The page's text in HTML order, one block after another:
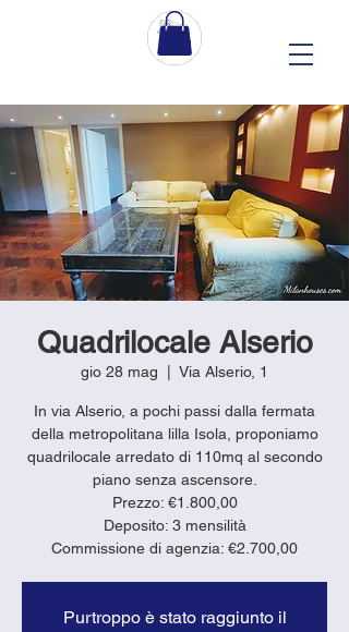
Quadrilocale Alserio
gio 28 mag Via Alserio, 1
In via Alserio, a pochi passi dalla fermata
della metropolitana lilla Isola, proponiamo
quadrilocale arredato di 110mq al secondo
piano senza ascensore.
Prezzo: €1.800,00
Deposito: 3 mensilità
Purtroppo è stato raggiunto il